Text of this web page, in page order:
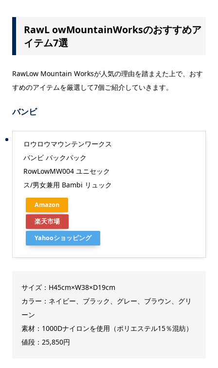
RawL owMountainWorksのおすすめア
イテム7選
RawLow Mountain Worksが人気の理由を踏まえた上で、おす
すめのアイテムを厳選して7個ご紹介していきます。
バンビ
ロウロウマウンテンワークス
バンビ バックパック
RowLowMW004 ユニセック
ス/男女兼用 Bambi リュック
Amazon
楽天市場
Yahooショッピング
サイズ：H45cm×W38×D19cm
カラー：ネイビー、ブラック、グレー、ブラウン、グリ
ーン
素材：1000Dナイロンを使用（ポリエステル15％混紡）
値段：25,850円